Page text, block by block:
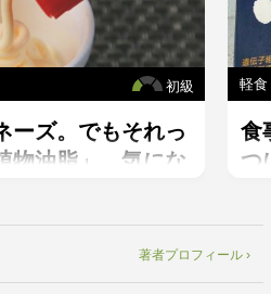
初級
ーズ。でもそれっ
物油脂」。気にな
軽食
食
つ
著者プロフィール ›